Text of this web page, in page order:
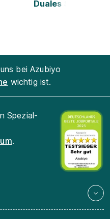
Duales Studium
bei Azubiyo
wichtig ist.
Spezial-
.